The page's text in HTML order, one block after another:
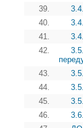
39.
40.
41.
42.
43.
44.
45.
46.